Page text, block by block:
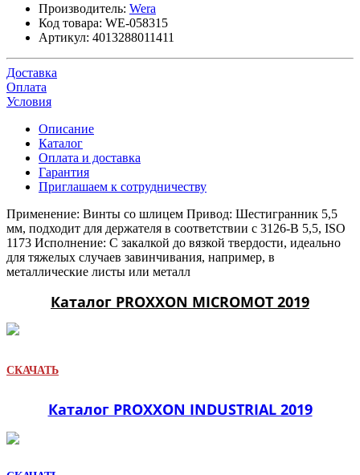
Производитель: Wera
Код товара: WE-058315
Артикул: 4013288011411
Доставка
Оплата
Условия
Описание
Каталог
Оплата и доставка
Гарантия
Приглашаем к сотрудничеству
Применение: Винты со шлицем Привод: Шестигранник 5,5
мм, подходит для держателя в соответствии с 3126-B 5,5, ISO
1173 Исполнение: С закалкой до вязкой твердости, идеально
для тяжелых случаев завинчивания, например, в
металлические листы или металл
Каталог PROXXON MICROMOT 2019
СКАЧАТЬ
Каталог PROXXON INDUSTRIAL 2019